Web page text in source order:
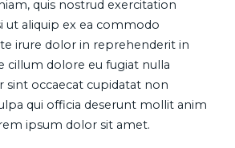
quis nostrud exercitation
ut aliquip ex ea commodo
irure dolor in reprehenderit in
cillum dolore eu fugiat nulla
sint occaecat cupidatat non
qui officia deserunt mollit anim
ipsum dolor sit amet.